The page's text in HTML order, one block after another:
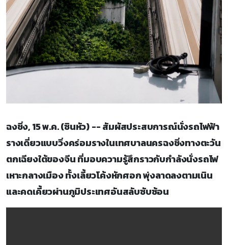
ฉงชิ่ง, 15 พ.ค. (ซินหัว) -- สัมผัสประสบการณ์นั่งรถไฟฟ้า
รางเดี่ยวแบบวิ่งคร่อมรางในเทศบาลนครฉงชิ่งทางตะวัน
ตกเฉียงใต้ของจีน ที่มอบความรู้สึกราวกับกำลังนั่งรถไฟ
เหาะกลางเมือง ทั้งเลี้ยวโค้งหักศอก พุ่งลาดลงตามเนิน
และคดเคี้ยวผ่านภูมิประเทศอันสลับซับซ้อน